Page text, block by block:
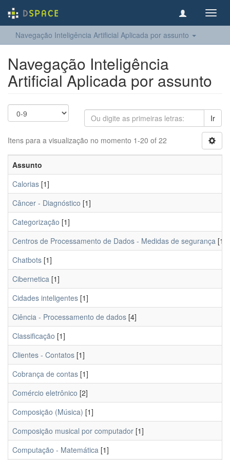
Navegação Inteligência Artificial Aplicada por assunto
Navegação Inteligência
Artificial Aplicada por assunto
Ir
Itens para a visualização no momento 1-20 of 22
Assunto
Calorias [1]
Câncer - Diagnóstico [1]
Categorização [1]
Centros de Processamento de Dados - Medidas de segurança [1]
Chatbots [1]
Cibernetica [1]
Cidades inteligentes [1]
Ciência - Processamento de dados [4]
Classificação [1]
Clientes - Contatos [1]
Cobrança de contas [1]
Comércio eletrônico [2]
Composição (Música) [1]
Composição musical por computador [1]
Computação - Matemática [1]